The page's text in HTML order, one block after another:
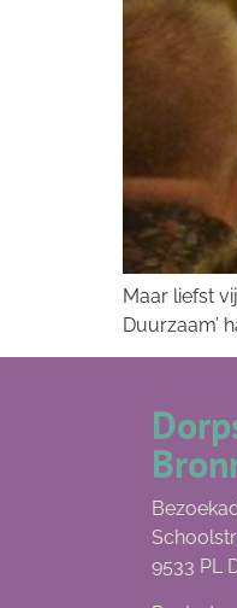
Maar liefst
Duurzaam’
9533 PL